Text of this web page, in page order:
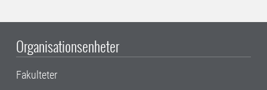
Organisationsenheter
Fakulteter